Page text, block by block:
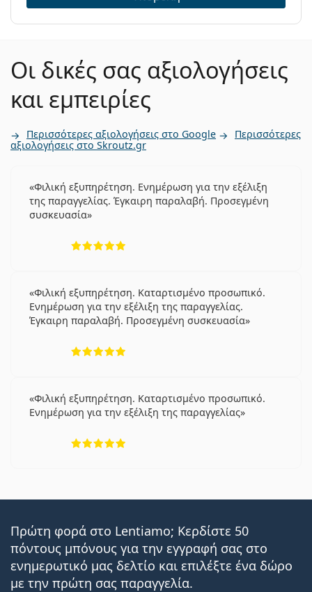
συνταγή:
Οι δικές σας αξιολογήσεις
και εμπειρίες
Περισσότερες αξιολογήσεις στο Google Περισσότερες
αξιολογήσεις στο Skroutz.gr
Φιλική εξυπηρέτηση. Ενημέρωση για την εξέλιξη
της παραγγελίας. Έγκαιρη παραλαβή. Προσεγμένη
συσκευασία
Φιλική εξυπηρέτηση. Καταρτισμένο προσωπικό.
Ενημέρωση για την εξέλιξη της παραγγελίας.
Έγκαιρη παραλαβή. Προσεγμένη συσκευασία
Φιλική εξυπηρέτηση. Καταρτισμένο προσωπικό.
Ενημέρωση για την εξέλιξη της παραγγελίας
Πρώτη φορά στο Lentiamo; Κερδίστε 50
πόντους μπόνους για την εγγραφή σας στο
ενημερωτικό μας δελτίο και επιλέξτε ένα δώρο
με την πρώτη σας παραγγελία.